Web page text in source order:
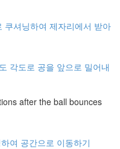
쿠셔닝하여 제자리에서 받아
각도로 공을 앞으로 밀어내
after the ball bounces
여 공간으로 이동하기